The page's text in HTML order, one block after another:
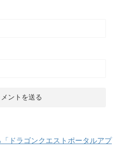
「ドラゴンクエストポータルアプ